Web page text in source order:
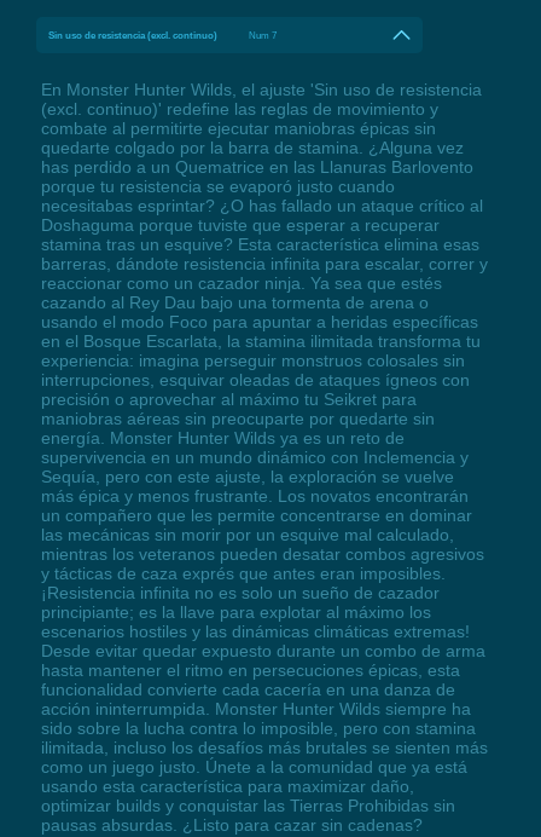
Sin uso de resistencia (excl. continuo) Num 7
En Monster Hunter Wilds, el ajuste 'Sin uso de resistencia
(excl. continuo)' redefine las reglas de movimiento y
combate al permitirte ejecutar maniobras épicas sin
quedarte colgado por la barra de stamina. ¿Alguna vez
has perdido a un Quematrice en las Llanuras Barlovento
porque tu resistencia se evaporó justo cuando
necesitabas esprintar? ¿O has fallado un ataque crítico al
Doshaguma porque tuviste que esperar a recuperar
stamina tras un esquive? Esta característica elimina esas
barreras, dándote resistencia infinita para escalar, correr y
reaccionar como un cazador ninja. Ya sea que estés
cazando al Rey Dau bajo una tormenta de arena o
usando el modo Foco para apuntar a heridas específicas
en el Bosque Escarlata, la stamina ilimitada transforma tu
experiencia: imagina perseguir monstruos colosales sin
interrupciones, esquivar oleadas de ataques ígneos con
precisión o aprovechar al máximo tu Seikret para
maniobras aéreas sin preocuparte por quedarte sin
energía. Monster Hunter Wilds ya es un reto de
supervivencia en un mundo dinámico con Inclemencia y
Sequía, pero con este ajuste, la exploración se vuelve
más épica y menos frustrante. Los novatos encontrarán
un compañero que les permite concentrarse en dominar
las mecánicas sin morir por un esquive mal calculado,
mientras los veteranos pueden desatar combos agresivos
y tácticas de caza exprés que antes eran imposibles.
¡Resistencia infinita no es solo un sueño de cazador
principiante; es la llave para explotar al máximo los
escenarios hostiles y las dinámicas climáticas extremas!
Desde evitar quedar expuesto durante un combo de arma
hasta mantener el ritmo en persecuciones épicas, esta
funcionalidad convierte cada cacería en una danza de
acción ininterrumpida. Monster Hunter Wilds siempre ha
sido sobre la lucha contra lo imposible, pero con stamina
ilimitada, incluso los desafíos más brutales se sienten más
como un juego justo. Únete a la comunidad que ya está
usando esta característica para maximizar daño,
optimizar builds y conquistar las Tierras Prohibidas sin
pausas absurdas. ¿Listo para cazar sin cadenas?